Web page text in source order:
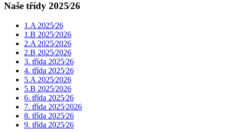
Naše třídy 2025⁄26
1.A 2025⁄26
1.B 2025⁄2026
2.A 2025⁄2026
2.B 2025⁄2026
3. třída 2025⁄26
4. třída 2025⁄26
5.A 2025⁄2026
5.B 2025⁄2026
6. třída 2025⁄26
7. třída 2025⁄2026
8. třída 2025⁄26
9. třída 2025⁄26